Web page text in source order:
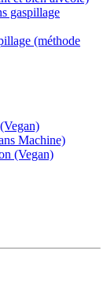
gaspillage
(méthode
Machine)
(Vegan)